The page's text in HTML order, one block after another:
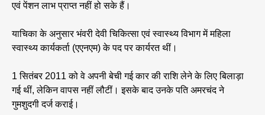
एवं पेंशन लाभ प्राप्त नहीं हो सके हैं।
याचिका के अनुसार भंवरी देवी चिकित्सा एवं स्वास्थ्य विभाग में महिला
स्वास्थ्य कार्यकर्ता (एएनएम) के पद पर कार्यरत थीं।
1 सितंबर 2011 को वे अपनी बेची गई कार की राशि लेने के लिए बिलाड़ा
गई थीं, लेकिन वापस नहीं लौटीं। इसके बाद उनके पति अमरचंद ने
गुमशुदगी दर्ज कराई।